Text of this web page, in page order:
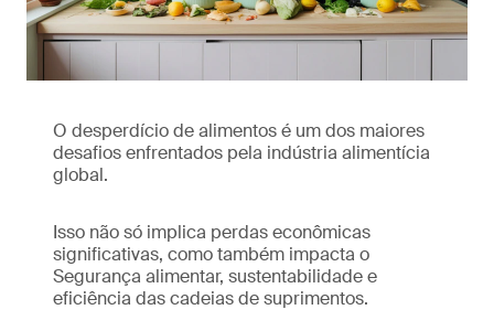
O desperdício de alimentos é um dos maiores
desafios enfrentados pela indústria alimentícia
global.
Isso não só implica perdas econômicas
significativas, como também impacta o
Segurança alimentar, sustentabilidade e
eficiência das cadeias de suprimentos.